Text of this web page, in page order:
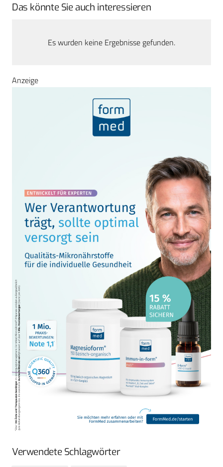
Das könnte Sie auch interessieren
Es wurden keine Ergebnisse gefunden.
Anzeige
Verwendete Schlagwörter